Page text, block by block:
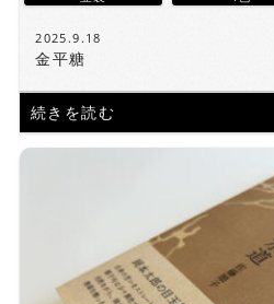
2025.9.18
金平糖
続きを読む